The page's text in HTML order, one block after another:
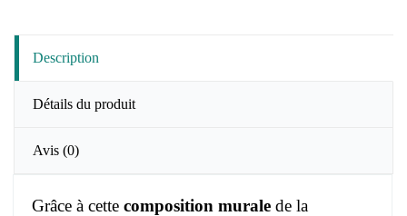
Description
Détails du produit
Avis (0)
Grâce à cette composition murale de la